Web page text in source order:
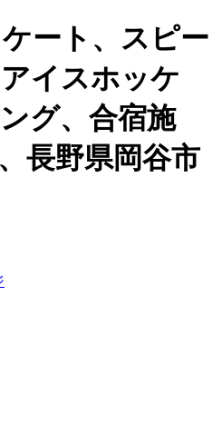
ート、スピー
イスホッケ
グ、合宿施
長野県岡谷市